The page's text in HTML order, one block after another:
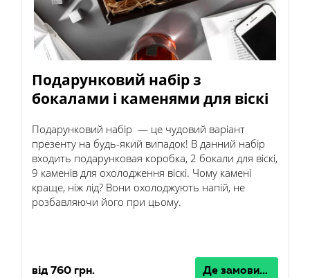
Подарунковий набір з
бокалами і каменями для віскі
Подарунковий набір — це чудовий варіант
презенту на будь-який випадок! В данний набір
входить подарунковая коробка, 2 бокали для віскі,
9 каменів для охолодження віскі. Чому камені
краще, ніж лід? Вони охолоджують напій, не
розбавляючи його при цьому.
від 760 грн. Де замовити